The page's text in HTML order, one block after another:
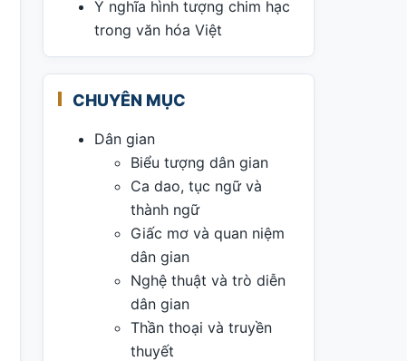
Ý nghĩa hình tượng chim hạc
trong văn hóa Việt
CHUYÊN MỤC
Dân gian
Biểu tượng dân gian
Ca dao, tục ngữ và
thành ngữ
Giấc mơ và quan niệm
dân gian
Nghệ thuật và trò diễn
dân gian
Thần thoại và truyền
thuyết